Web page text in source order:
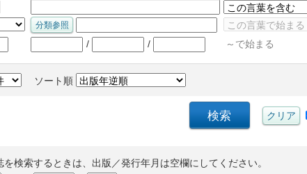
/ / ～で始まる
ソート順
検索するときは、出版／発行年月は空欄にしてください。